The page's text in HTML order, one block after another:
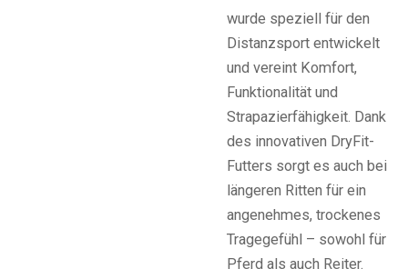
wurde speziell für den
Distanzsport entwickelt
und vereint Komfort,
Funktionalität und
Strapazierfähigkeit. Dank
des innovativen DryFit-
Futters sorgt es auch bei
längeren Ritten für ein
angenehmes, trockenes
Tragegefühl – sowohl für
Pferd als auch Reiter.